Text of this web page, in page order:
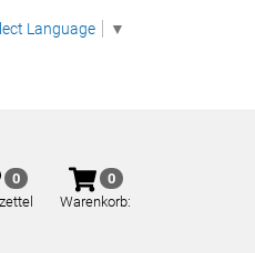
Language ▼
0
Warenkorb
aufklappen
0
Warenkorb: